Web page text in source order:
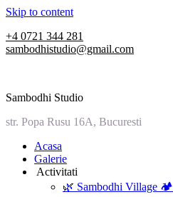
Skip to content
+4 0721 344 281
sambodhistudio@gmail.com
Sambodhi Studio
str. Popa Rusu 16A, Bucuresti
‎Acasa
Galerie
‎ ‎Activitati‎
🌿 Sambodhi Village 🏕️